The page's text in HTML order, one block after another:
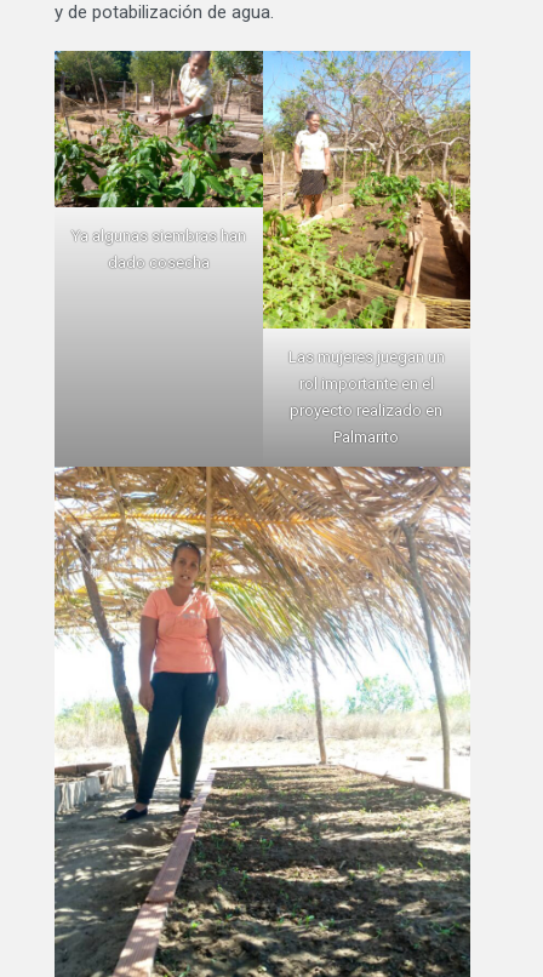
y de potabilización de agua.
Ya algunas siembras han
dado cosecha
Las mujeres juegan un
rol importante en el
proyecto realizado en
Palmarito